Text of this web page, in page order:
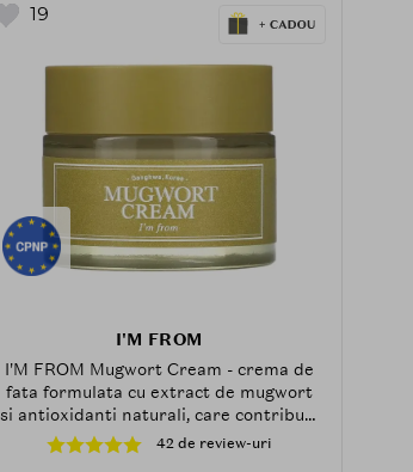
19
I'M FROM
I'M FROM Mugwort Cream - crema de
fata formulata cu extract de mugwort
si antioxidanti naturali, care contribuie
la hidratarea pielii si la mentinerea
tenului revigorat - 50 gr
42 de review-uri